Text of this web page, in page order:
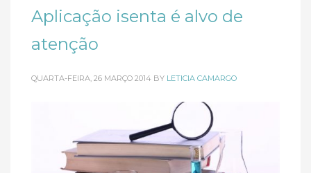
Aplicação isenta é alvo de
atenção
QUARTA-FEIRA, 26 MARÇO 2014 BY LETICIA CAMARGO